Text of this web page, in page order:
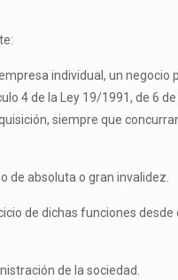
individual, un negocio
4 de la Ley 19/1991, de 6
siempre que
de absoluta o gran invalidez.
de dichas funciones
de la sociedad.